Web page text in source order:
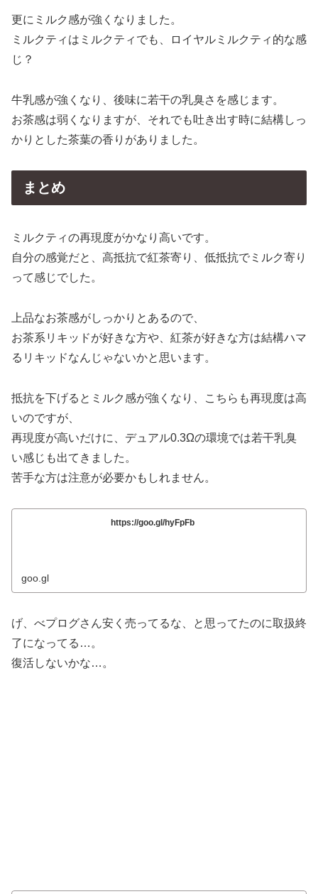
更にミルク感が強くなりました。
ミルクティはミルクティでも、ロイヤルミルクティ的な感
じ？
牛乳感が強くなり、後味に若干の乳臭さを感じます。
お茶感は弱くなりますが、それでも吐き出す時に結構しっ
かりとした茶葉の香りがありました。
まとめ
ミルクティの再現度がかなり高いです。
自分の感覚だと、高抵抗で紅茶寄り、低抵抗でミルク寄り
って感じでした。
上品なお茶感がしっかりとあるので、
お茶系リキッドが好きな方や、紅茶が好きな方は結構ハマ
るリキッドなんじゃないかと思います。
抵抗を下げるとミルク感が強くなり、こちらも再現度は高
いのですが、
再現度が高いだけに、デュアル0.3Ωの環境では若干乳臭
い感じも出てきました。
苦手な方は注意が必要かもしれません。
https://goo.gl/hyFpFb
goo.gl
げ、べプログさん安く売ってるな、と思ってたのに取扱終
了になってる…。
復活しないかな…。